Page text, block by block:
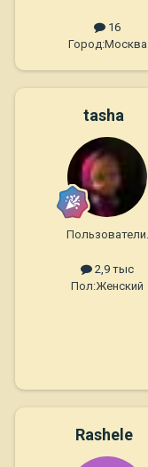
16
Город:Москва
tasha
Пользователи.
2,9 тыс
Пол:Женский
Rashele